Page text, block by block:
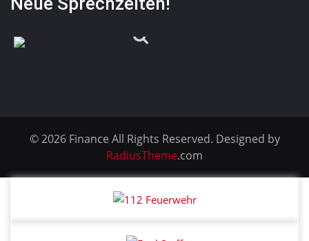
© 2026 Finance All Rights Reserved. Designed by
RadiusTheme.com